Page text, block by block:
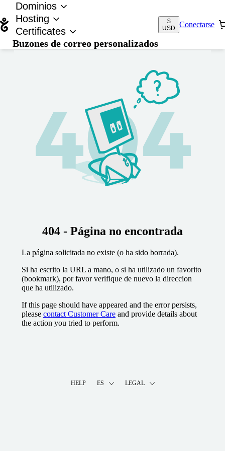
Dominios
Hosting
Certificates
Buzones de correo personalizados
$
USD
Conectarse
404 - Página no encontrada
La página solicitada no existe (o ha sido borrada).
Si ha escrito la URL a mano, o si ha utilizado un favorito
(bookmark), por favor verifique de nuevo la direccion
que ha utilizado.
If this page should have appeared and the error persists,
please contact Customer Care and provide details about
the action you tried to perform.
HELP ES LEGAL